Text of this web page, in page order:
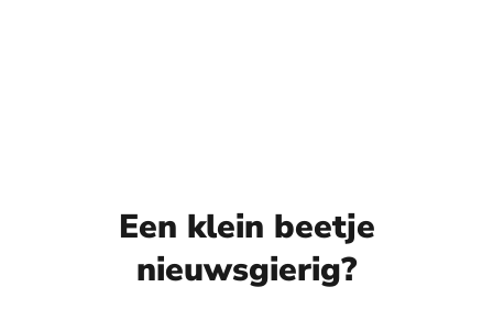
Een klein beetje
nieuwsgierig?